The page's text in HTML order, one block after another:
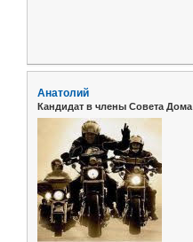
Анатолий
Кандидат в члены Совета Дома